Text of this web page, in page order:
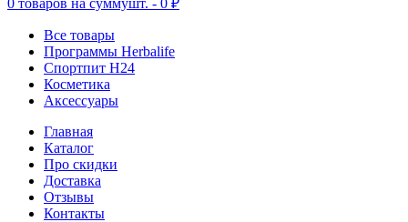
0 товаров на суммушт. - 0 ₽
Все товары
Программы Herbalife
Спортпит H24
Косметика
Аксессуары
Главная
Каталог
Про скидки
Доставка
Отзывы
Контакты